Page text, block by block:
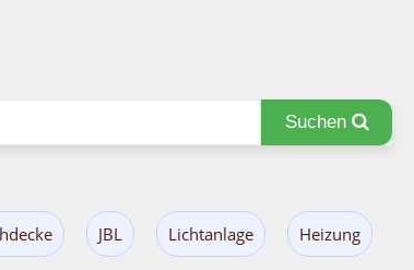
Suchen
JBL Lichtanlage Heizung